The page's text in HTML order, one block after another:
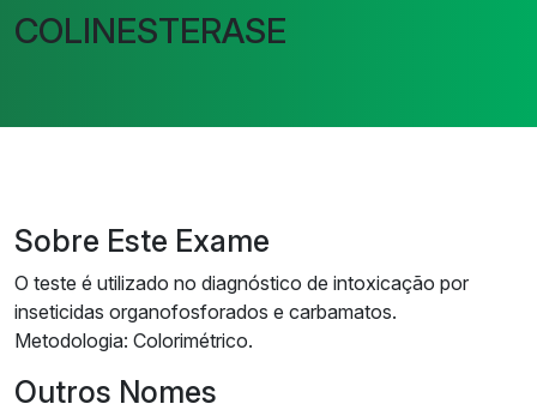
COLINESTERASE
Sobre Este Exame
O teste é utilizado no diagnóstico de intoxicação por
inseticidas organofosforados e carbamatos.
Metodologia: Colorimétrico.
Outros Nomes